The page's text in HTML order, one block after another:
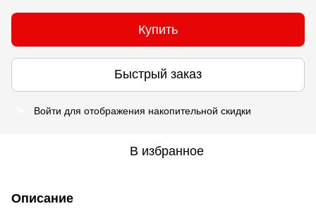
Купить
Быстрый заказ
Войти для отображения накопительной скидки
В избранное
Описание